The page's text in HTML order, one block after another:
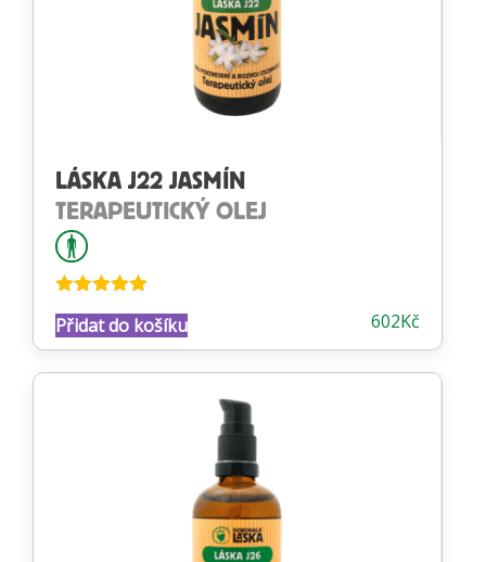
LÁSKA J22 JASMÍN
TERAPEUTICKÝ OLEJ
4.92z 5 602Kč
Přidat do košíku